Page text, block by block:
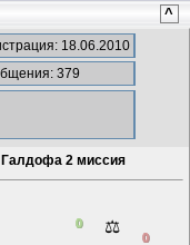
^
18.06.2010
379
2 миссия
0 ⚖️
0